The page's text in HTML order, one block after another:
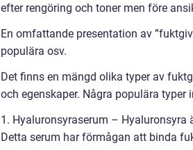
efter rengöring och toner men före
En omfattande presentation av
populära osv.
Det finns en mängd olika typer av
och egenskaper. Några populära typer
1. Hyaluronsyraserum –
Detta serum har förmågan att binda